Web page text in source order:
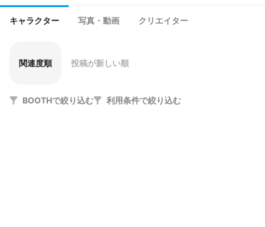
キャラクター 写真・動画 クリエイター
関連度順 投稿が新しい順
BOOTHで絞り込む 利用条件で絞り込む